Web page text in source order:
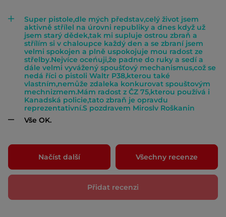
Super pistole,dle mých představ,celý život jsem
aktivně střílel na úrovni republiky a dnes když už
jsem starý dědek,tak mi supluje ostrou zbraň a
střílím si v chaloupce každý den a se zbraní jsem
velmi spokojen a plně uspokojuje mou radost ze
střelby.Nejvíce oceńuji,že padne do ruky a sedí a
dále velmi vyvážený spoušťový mechanismus,což se
nedá říci o pistoli Waltr P38,kterou také
vlastním,nemůže zdaleka konkurovat spouštovým
mechnizmem.Mám radost z ČZ 75,kterou používá i
Kanadská policie,tato zbraň je opravdu
reprezentativní.S pozdravem Miroslv Roškanin
Vše OK.
Načíst další Všechny recenze
Přidat recenzi